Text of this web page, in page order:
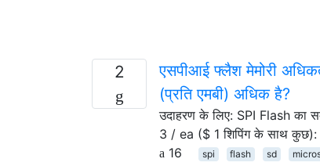
2
एसपीआई फ्लैश मेमोरी
(प्रति एमबी) अधिक है?
उदाहरण के लिए: SPI Flash
3 / ea ($ 1 शिपिंग के साथ
16
spi flash sd